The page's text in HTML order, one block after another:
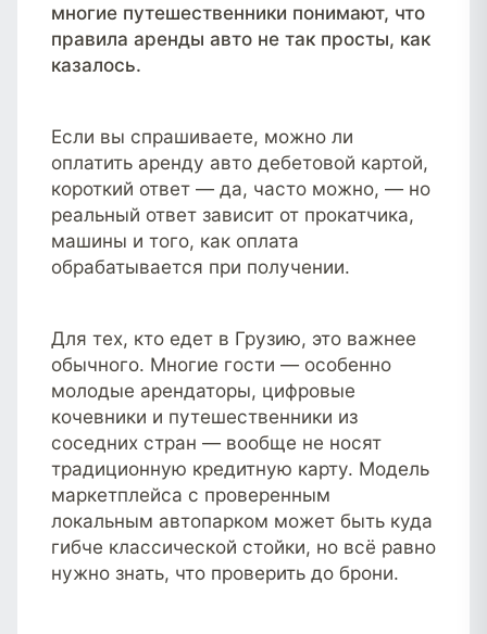
многие путешественники понимают, что
правила аренды авто не так просты, как
казалось.
Если вы спрашиваете, можно ли
оплатить аренду авто дебетовой картой,
короткий ответ — да, часто можно, — но
реальный ответ зависит от прокатчика,
машины и того, как оплата
обрабатывается при получении.
Для тех, кто едет в Грузию, это важнее
обычного. Многие гости — особенно
молодые арендаторы, цифровые
кочевники и путешественники из
соседних стран — вообще не носят
традиционную кредитную карту. Модель
маркетплейса с проверенным
локальным автопарком может быть куда
гибче классической стойки, но всё равно
нужно знать, что проверить до брони.